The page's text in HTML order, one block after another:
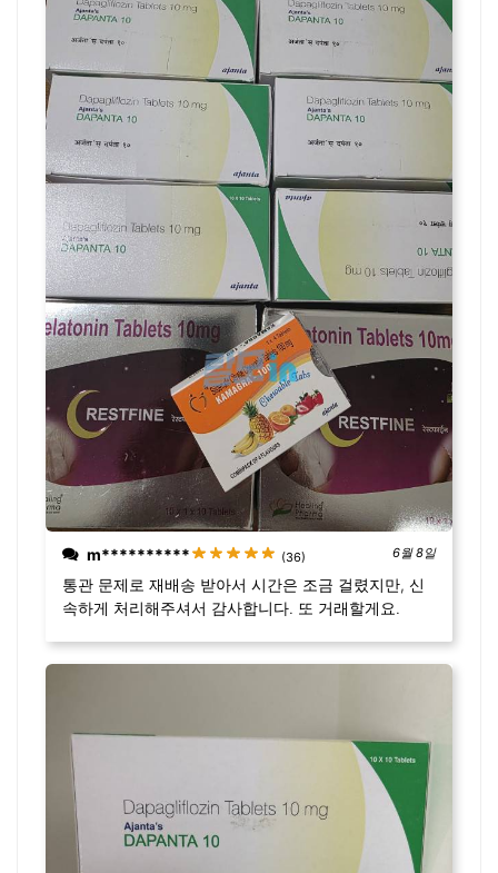
m********** (36) 6월 8일
통관 문제로 재배송 받아서 시간은 조금 걸렸지만, 신
속하게 처리해주셔서 감사합니다. 또 거래할게요.